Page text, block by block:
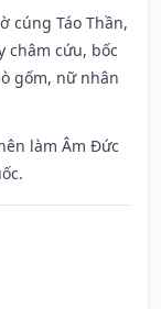
cúng Táo Thần,
châm cứu, bốc
gốm, nữ nhân
làm Âm Đức